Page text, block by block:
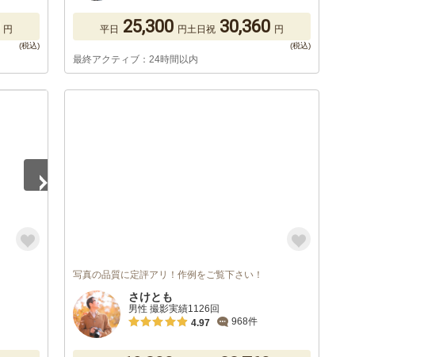
円 平日 25,300 円土日祝 30,360 円
最終アクティブ：24時間以内
写真の品質に定評アリ！作例をご覧下さい！
さけとも
男性 撮影実績1126回
4.97
968件